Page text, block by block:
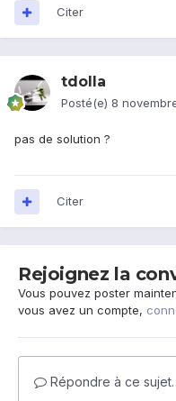
Citer
tdolla
Posté(e) 8
pas de solution ?
Citer
Rejoignez la
Vous pouvez poster
vous avez un compte,
Répondre à ce